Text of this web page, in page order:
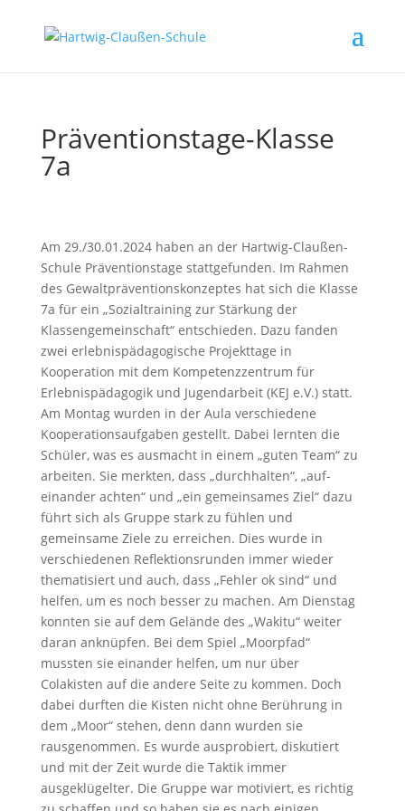
Präventionstage-Klasse
7a
Am 29./30.01.2024 haben an der Hartwig-Claußen-
Schule Präventionstage stattgefunden. Im Rahmen
des Gewaltpräventionskonzeptes hat sich die Klasse
7a für ein „Sozialtraining zur Stärkung der
Klassengemeinschaft“ entschieden. Dazu fanden
zwei erlebnispädagogische Projekttage in
Kooperation mit dem Kompetenzzentrum für
Erlebnispädagogik und Jugendarbeit (KEJ e.V.) statt.
Am Montag wurden in der Aula verschiedene
Kooperationsaufgaben gestellt. Dabei lernten die
Schüler, was es ausmacht in einem „guten Team“ zu
arbeiten. Sie merkten, dass „durchhalten“, „auf-
einander achten“ und „ein gemeinsames Ziel“ dazu
führt sich als Gruppe stark zu fühlen und
gemeinsame Ziele zu erreichen. Dies wurde in
verschiedenen Reflektionsrunden immer wieder
thematisiert und auch, dass „Fehler ok sind“ und
helfen, um es noch besser zu machen. Am Dienstag
konnten sie auf dem Gelände des „Wakitu“ weiter
daran anknüpfen. Bei dem Spiel „Moorpfad“
mussten sie einander helfen, um nur über
Colakisten auf die andere Seite zu kommen. Doch
dabei durften die Kisten nicht ohne Berührung in
dem „Moor“ stehen, denn dann wurden sie
rausgenommen. Es wurde ausprobiert, diskutiert
und mit der Zeit wurde die Taktik immer
ausgeklügelter. Die Gruppe war motiviert, es richtig